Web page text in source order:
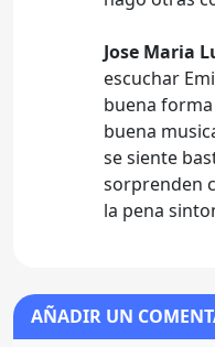
Jose Maria
escuchar
buena
buena
se siente
sorprenden
la pena
AÑADIR UN